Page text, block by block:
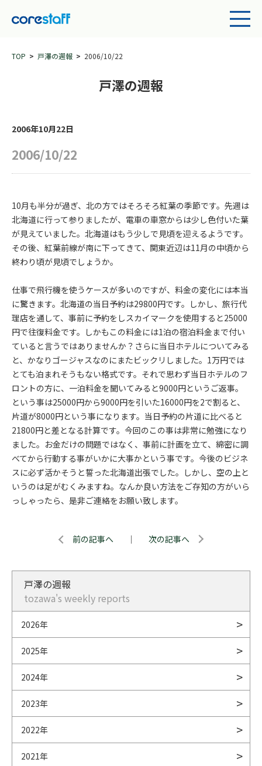
TOP 戸澤の週報 2006/10/22
戸澤の週報
2006年10月22日
2006/10/22
10月も半分が過ぎ、北の方ではそろそろ紅葉の季節です。先週は
北海道に行って参りましたが、電車の車窓からは少し色付いた葉
が見えていました。北海道はもう少しで見頃を迎えるようです。
その後、紅葉前線が南に下ってきて、関東近辺は11月の中頃から
終わり頃が見頃でしょうか。
仕事で飛行機を使うケースが多いのですが、料金の変化には本当
に驚きます。北海道の当日予約は29800円です。しかし、旅行代
理店を通して、事前に予約をしスカイマークを使用すると25000
円で往復料金です。しかもこの料金には1泊の宿泊料金まで付い
ていると言うではありませんか？さらに当日ホテルについてみる
と、かなりゴージャスなのにまたビックリしました。1万円では
とても泊まれそうもない格式です。それで思わず当日ホテルのフ
ロントの方に、一泊料金を聞いてみると9000円というご返事。
という事は25000円から9000円を引いた16000円を2で割ると、
片道が8000円という事になります。当日予約の片道に比べると
21800円と差となる計算です。今回のこの事は非常に勉強になり
ました。お金だけの問題ではなく、事前に計画を立て、綿密に調
べてから行動する事がいかに大事かという事です。今後のビジネ
スに必ず活かそうと誓った北海道出張でした。しかし、空の上と
いうのは足がむくみますね。なんか良い方法をご存知の方がいら
っしゃったら、是非ご連絡をお願い致します。
前の記事へ ｜ 次の記事へ
戸澤の週報
tozawa's weekly reports
2026年
2025年
2024年
2023年
2022年
2021年